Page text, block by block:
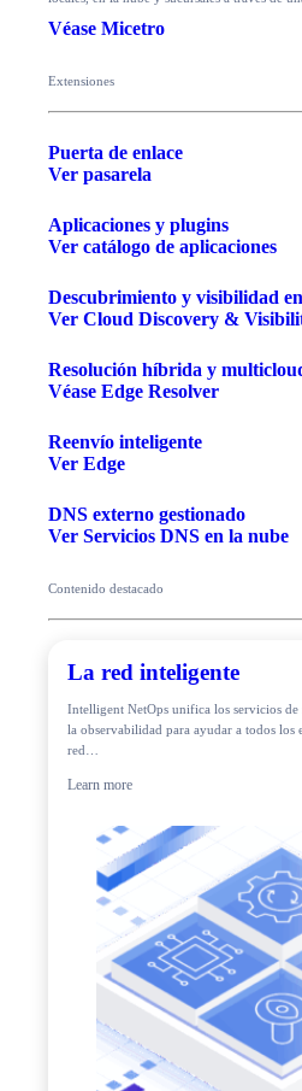
Véase Micetro
Extensiones
Puerta de enlace
Ver pasarela
Aplicaciones y plugins
Ver catálogo de aplicaciones
Descubrimiento y visibilidad
Ver Cloud Discovery &
Resolución híbrida y
Véase Edge Resolver
Reenvío inteligente
Ver Edge
DNS externo gestionado
Ver Servicios DNS en la nube
Contenido destacado
La red inteligente
Intelligent NetOps unifica los servicios
la observabilidad para ayudar a todos los
red…
Learn more